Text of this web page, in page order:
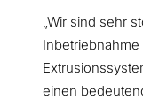
„Wir sind sehr
einen